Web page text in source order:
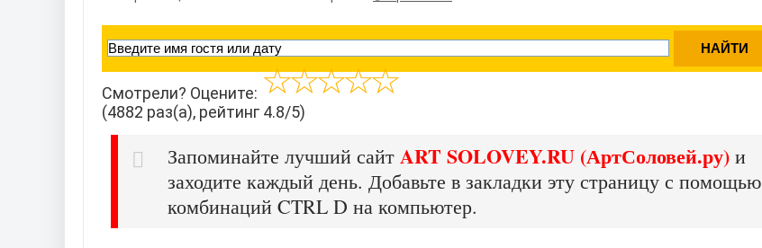
Смотрели? Оцените:
(4882 раз(а), рейтинг 4.8/5)
Запоминайте лучший сайт ART SOLOVEY.RU (АртСоловей.ру) и
заходите каждый день. Добавьте в закладки эту страницу с помощью
комбинаций CTRL D на компьютер.